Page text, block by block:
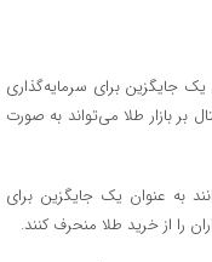
یک جایگزین برای سرمایه‌گذاری
بر بازار طلا می‌تواند به صورت
به عنوان یک جایگزین برای
را از خرید طلا منحرف کنند.